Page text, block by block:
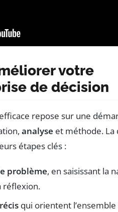
votre
de décision
repose sur une
analyse et méthode. La
étapes clés :
problème, en saisissant la
réflexion.
qui orientent